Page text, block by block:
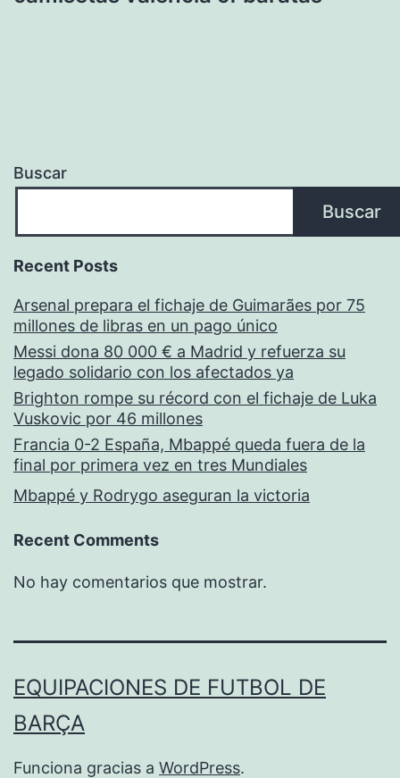
Buscar
Buscar
Recent Posts
Arsenal prepara el fichaje de Guimarães por 75
millones de libras en un pago único
Messi dona 80 000 € a Madrid y refuerza su
legado solidario con los afectados ya
Brighton rompe su récord con el fichaje de Luka
Vuskovic por 46 millones
Francia 0-2 España, Mbappé queda fuera de la
final por primera vez en tres Mundiales
Mbappé y Rodrygo aseguran la victoria
Recent Comments
No hay comentarios que mostrar.
EQUIPACIONES DE FUTBOL DE
BARÇA
Funciona gracias a WordPress.